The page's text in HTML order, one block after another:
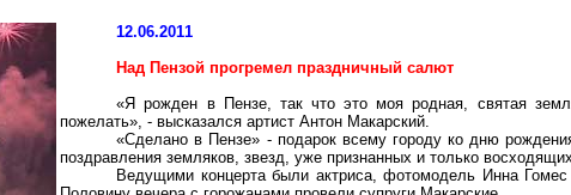
12.06.2011
Над Пензой прогремел праздничный салют
«Я рожден в Пензе, так что это моя родная, святая
пожелать», - высказался артист Антон Макарский.
«Сделано в Пензе» - подарок всему городу ко дню
поздравления земляков, звезд, уже признанных и только
Ведущими концерта были актриса, фотомодель Инна